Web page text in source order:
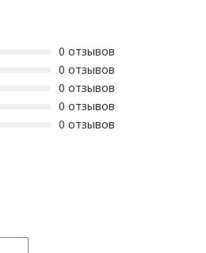
0 отзывов
0 отзывов
0 отзывов
0 отзывов
0 отзывов